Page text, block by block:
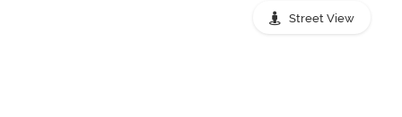
Street View